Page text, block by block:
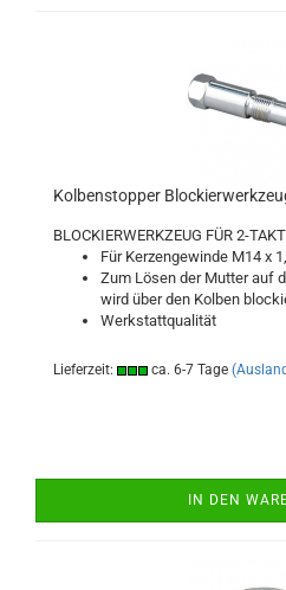
Kolbenstopper
BLOCKIERWERKZEUG FÜR 2-
Für Kerzengewinde M14 x
Zum Lösen der Mutter auf
wird über den Kolben
Werkstattqualität
Lieferzeit: ca. 6-7 Tage
IN DEN